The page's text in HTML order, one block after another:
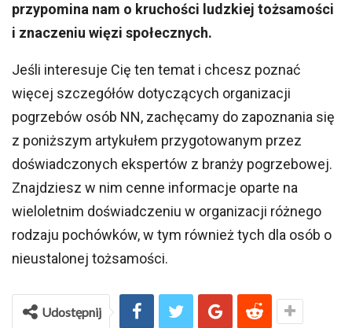
przypomina nam o kruchości ludzkiej tożsamości
i znaczeniu więzi społecznych.
Jeśli interesuje Cię ten temat i chcesz poznać
więcej szczegółów dotyczących organizacji
pogrzebów osób NN, zachęcamy do zapoznania się
z poniższym artykułem przygotowanym przez
doświadczonych ekspertów z branży pogrzebowej.
Znajdziesz w nim cenne informacje oparte na
wieloletnim doświadczeniu w organizacji różnego
rodzaju pochówków, w tym również tych dla osób o
nieustalonej tożsamości.
Udostępnij